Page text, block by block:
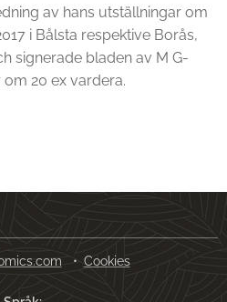
av hans utställningar om
i Bålsta respektive Borås,
signerade bladen av M G-
20 ex vardera.
Cookies